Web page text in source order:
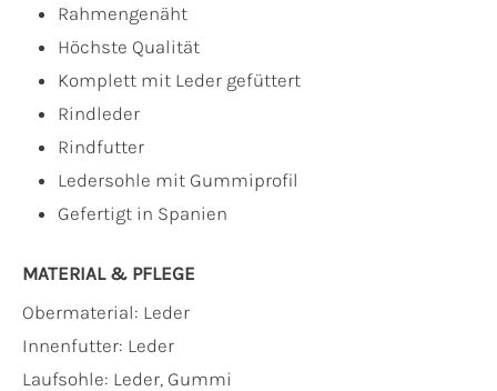
Rahmengenäht
Höchste Qualität
Komplett mit Leder gefüttert
Rindleder
Rindfutter
Ledersohle mit Gummiprofil
Gefertigt in Spanien
MATERIAL & PFLEGE
Obermaterial: Leder
Innenfutter: Leder
Laufsohle: Leder, Gummi